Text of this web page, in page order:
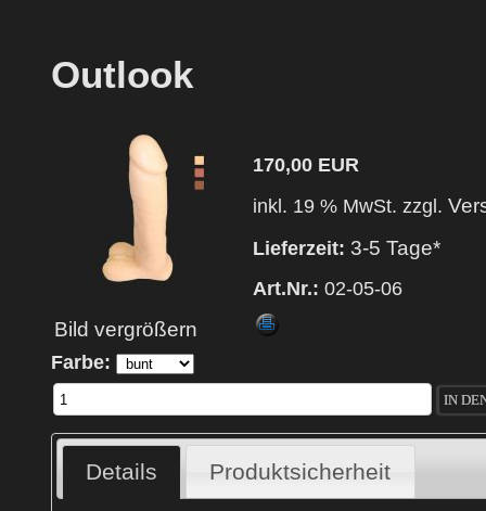
Outlook
Bild vergrößern
170,00 EUR
inkl. 19 % MwSt. zzgl.
Lieferzeit: 3-5 Tage*
Art.Nr.: 02-05-06
Farbe:
Details Produktsicherheit